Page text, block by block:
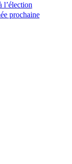
l’élection
prochaine